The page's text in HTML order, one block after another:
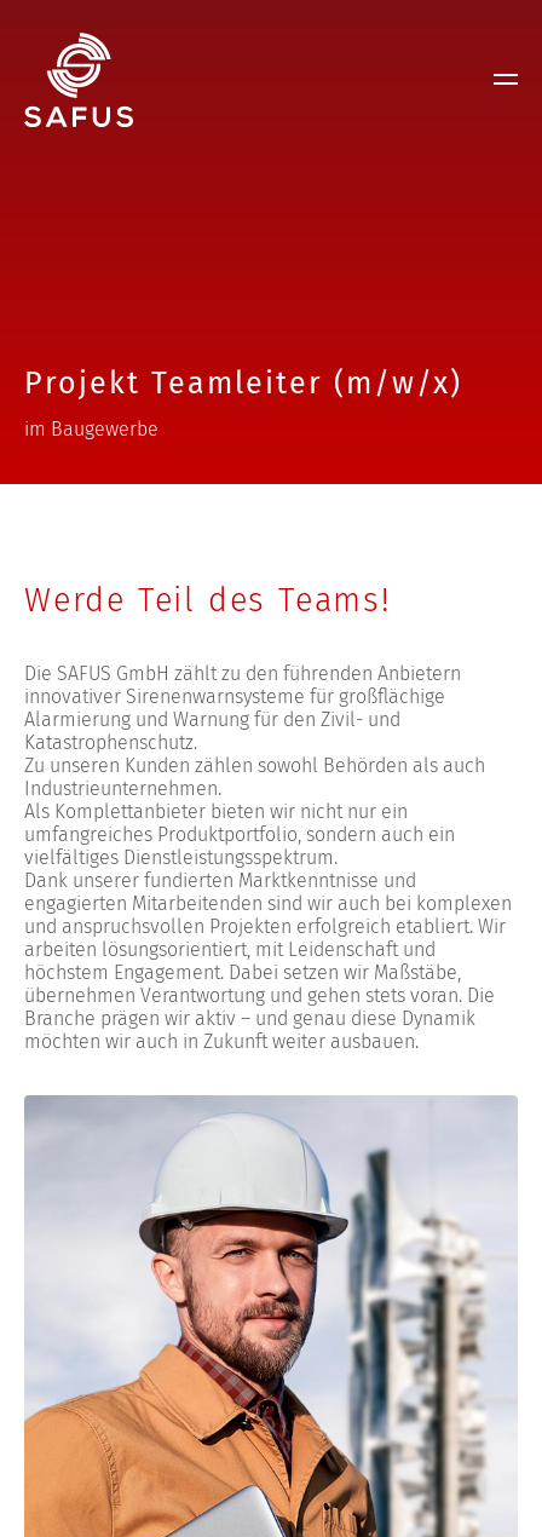
Projekt Teamleiter (m/w/x)
im Baugewerbe
Werde Teil des Teams!
Die SAFUS GmbH zählt zu den führenden Anbietern
innovativer Sirenenwarnsysteme für großflächige
Alarmierung und Warnung für den Zivil- und
Katastrophenschutz.
Zu unseren Kunden zählen sowohl Behörden als auch
Industrieunternehmen.
Als Komplettanbieter bieten wir nicht nur ein
umfangreiches Produktportfolio, sondern auch ein
vielfältiges Dienstleistungsspektrum.
Dank unserer fundierten Marktkenntnisse und
engagierten Mitarbeitenden sind wir auch bei komplexen
und anspruchsvollen Projekten erfolgreich etabliert. Wir
arbeiten lösungsorientiert, mit Leidenschaft und
höchstem Engagement. Dabei setzen wir Maßstäbe,
übernehmen Verantwortung und gehen stets voran. Die
Branche prägen wir aktiv – und genau diese Dynamik
möchten wir auch in Zukunft weiter ausbauen.